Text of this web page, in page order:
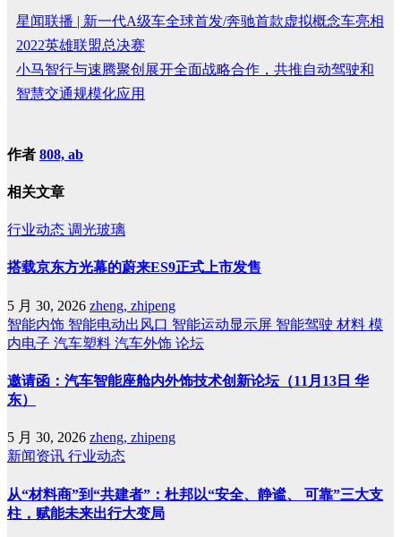
星闻联播 | 新一代A级车全球首发/奔驰首款虚拟概念车亮相
2022英雄联盟总决赛
小马智行与速腾聚创展开全面战略合作，共推自动驾驶和
智慧交通规模化应用
作者 808, ab
相关文章
行业动态 调光玻璃
搭载京东方光幕的蔚来ES9正式上市发售
5 月 30, 2026 zheng, zhipeng
智能内饰 智能电动出风口 智能运动显示屏 智能驾驶 材料 模
内电子 汽车塑料 汽车外饰 论坛
邀请函：汽车智能座舱内外饰技术创新论坛（11月13日 华
东）
5 月 30, 2026 zheng, zhipeng
新闻资讯 行业动态
从“材料商”到“共建者”：杜邦以“安全、静谧、 可靠”三大支
柱，赋能未来出行大变局